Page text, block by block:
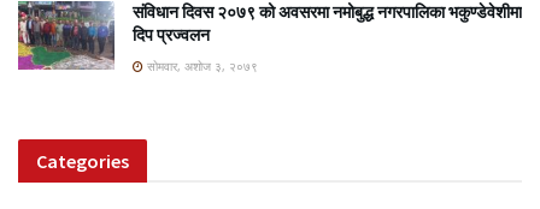
संविधान दिवस २०७९ को अवसरमा नमोबुद्ध नगरपालिका भकुण्डेवेशीमा
दिप प्रज्वलन
सोमवार, अशोज ३, २०७९
Categories